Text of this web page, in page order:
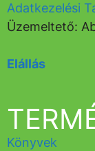
Könyvek
Adatkezelési
Üzemeltető:
Elállás